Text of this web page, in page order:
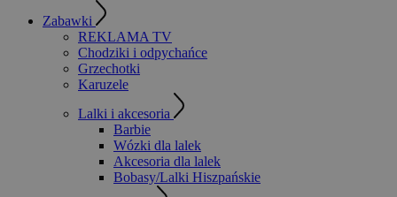
Zabawki
REKLAMA TV
Chodziki i odpychańce
Grzechotki
Karuzele
Lalki i akcesoria
Barbie
Wózki dla lalek
Akcesoria dla lalek
Bobasy/Lalki Hiszpańskie